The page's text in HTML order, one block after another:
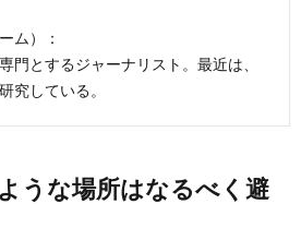
ム）：
門とするジャーナリスト。最近は、
究している。